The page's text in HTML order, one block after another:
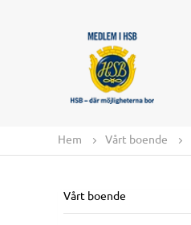
Hem Vårt boende
Vårt boende